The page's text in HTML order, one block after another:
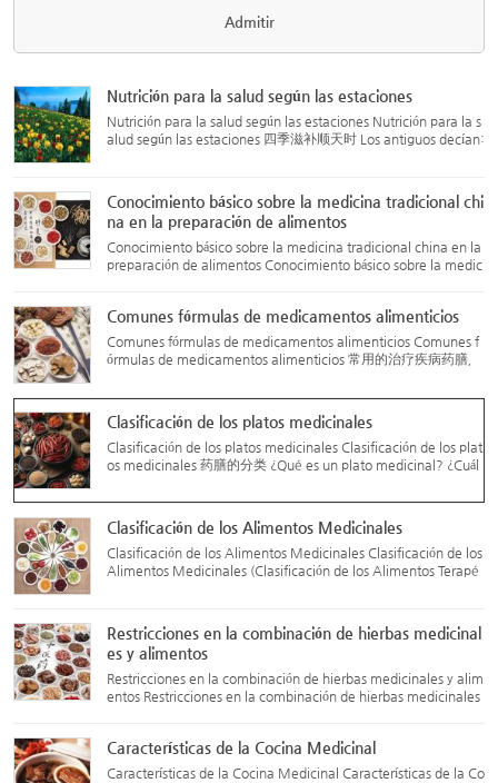
Nutrición para la salud según las estaciones
Nutrición para la salud según las estaciones Nutrición para la s
alud según las estaciones 四季滋补顺天时 Los antiguos decían:
Conocimiento básico sobre la medicina tradicional chi
na en la preparación de alimentos
Conocimiento básico sobre la medicina tradicional china en la
preparación de alimentos Conocimiento básico sobre la medic
Comunes fórmulas de medicamentos alimenticios
Comunes fórmulas de medicamentos alimenticios Comunes f
órmulas de medicamentos alimenticios 常用的治疗疾病药膳，
icadas por su efecto: 1. Fórmulas para liberar el exterior (解表
药膳)...
Clasificación de los platos medicinales
Clasificación de los platos medicinales Clasificación de los plat
os medicinales 药膳的分类 ¿Qué es un plato medicinal? ¿Cuál
te lo explican Fuente: Gobierno: Hoy en Minhang – 20 d...
Clasificación de los Alimentos Medicinales
Clasificación de los Alimentos Medicinales Clasificación de los
Alimentos Medicinales (Clasificación de los Alimentos Terapé
Restricciones en la combinación de hierbas medicinal
es y alimentos
Restricciones en la combinación de hierbas medicinales y alim
entos Restricciones en la combinación de hierbas medicinales
i...
Características de la Cocina Medicinal
Características de la Cocina Medicinal Características de la Co